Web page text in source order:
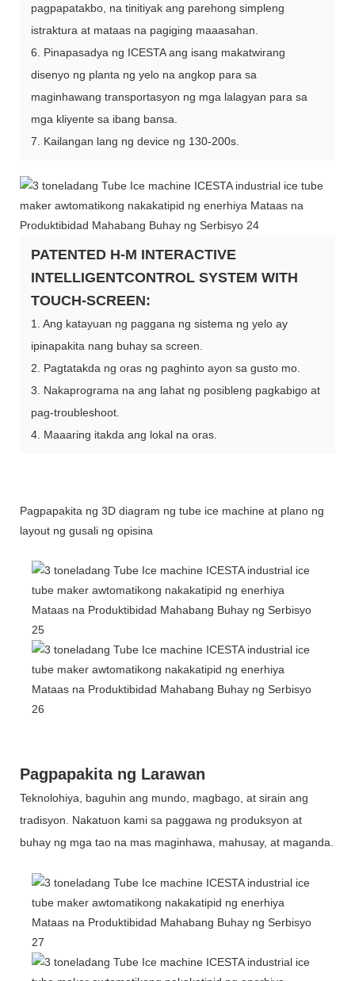
pagpapatakbo, na tinitiyak ang parehong simpleng
istraktura at mataas na pagiging maaasahan.
6. Pinapasadya ng ICESTA ang isang makatwirang
disenyo ng planta ng yelo na angkop para sa
maginhawang transportasyon ng mga lalagyan para sa
mga kliyente sa ibang bansa.
7. Kailangan lang ng device ng 130-200s.
PATENTED H-M INTERACTIVE
INTELLIGENTCONTROL SYSTEM WITH
TOUCH-SCREEN:
1. Ang katayuan ng paggana ng sistema ng yelo ay
ipinapakita nang buhay sa screen.
2. Pagtatakda ng oras ng paghinto ayon sa gusto mo.
3. Nakaprograma na ang lahat ng posibleng pagkabigo at
pag-troubleshoot.
4. Maaaring itakda ang lokal na oras.
Pagpapakita ng 3D diagram ng tube ice machine at plano ng
layout ng gusali ng opisina
Pagpapakita ng Larawan
Teknolohiya, baguhin ang mundo, magbago, at sirain ang
tradisyon. Nakatuon kami sa paggawa ng produksyon at
buhay ng mga tao na mas maginhawa, mahusay, at maganda.